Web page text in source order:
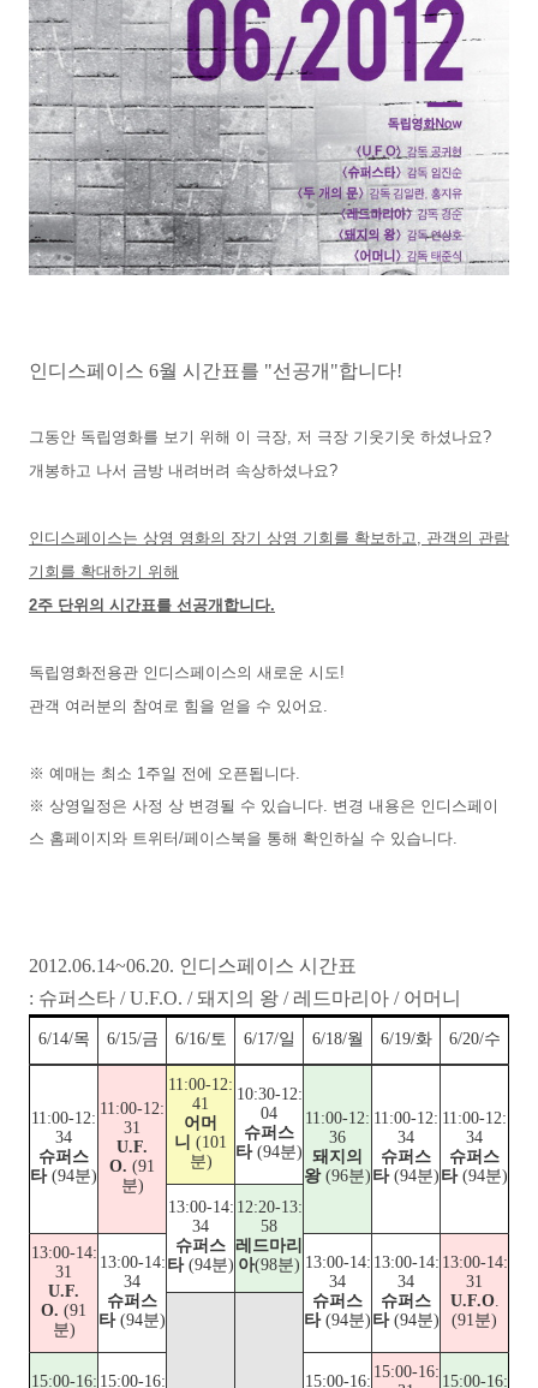
인디스페이스 6월 시간표를 "선공개"합니다!
그동안 독립영화를 보기 위해 이 극장, 저 극장 기웃기웃 하셨나요?
개봉하고 나서 금방 내려버려 속상하셨나요?
인디스페이스는 상영 영화의 장기 상영 기회를 확보하고, 관객의 관람
기회를 확대하기 위해
2주 단위의 시간표를 선공개합니다.
독립영화전용관 인디스페이스의 새로운 시도!
관객 여러분의 참여로 힘을 얻을 수 있어요.
※ 예매는 최소 1주일 전에 오픈됩니다.
※ 상영일정은 사정 상 변경될 수 있습니다. 변경 내용은 인디스페이
스 홈페이지와 트위터/페이스북을 통해 확인하실 수 있습니다.
2012.06.14~06.20. 인디스페이스 시간표
: 슈퍼스타 / U.F.O. / 돼지의 왕 / 레드마리아 / 어머니
6/14/목 6/15/금 6/16/토 6/17/일 6/18/월 6/19/화 6/20/수
11:00-12:
34
슈퍼스
타(94분)
11:00-12:
31
U.F.
O. (91
분)
11:00-12:
41
어머
니 (101
분)
10:30-12:
04
슈퍼스
타(94분)
11:00-12:
36
돼지의
왕(96분)
11:00-12:
34
슈퍼스
타(94분)
11:00-12:
34
슈퍼스
타(94분)
13:00-14:
34
슈퍼스
타(94분)
12:20-13:
58
레드마리
아(98분)
13:00-14:
31
U.F.
O. (91
분)
13:00-14:
34
슈퍼스
타(94분)
13:00-14:
34
슈퍼스
타(94분)
13:00-14:
34
슈퍼스
타(94분)
13:00-14:
31
U.F.O.
(91분)
15:00-16: 15:00-16: 15:00-16: 15:00-16: 15:00-16: